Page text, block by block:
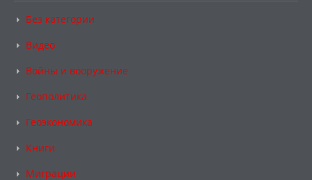
Без категории
Видео
Войны и вооружение
Геополитика
Геоэкономика
Книги
Миграции